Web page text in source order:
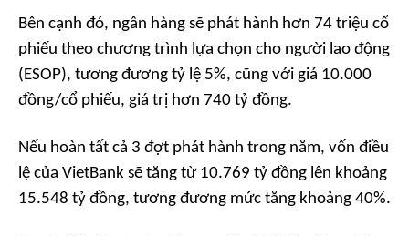
Bên cạnh đó, ngân hàng sẽ phát hành hơn 74 triệu cổ
phiếu theo chương trình lựa chọn cho người lao động
(ESOP), tương đương tỷ lệ 5%, cũng với giá 10.000
đồng/cổ phiếu, giá trị hơn 740 tỷ đồng.
Nếu hoàn tất cả 3 đợt phát hành trong năm, vốn điều
lệ của VietBank sẽ tăng từ 10.769 tỷ đồng lên khoảng
15.548 tỷ đồng, tương đương mức tăng khoảng 40%.